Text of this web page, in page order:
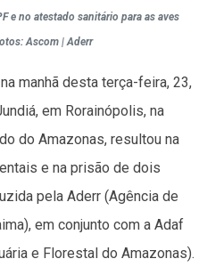
e no atestado sanitário para as aves
Ascom | Aderr
manhã desta terça-feira, 23,
em Rorainópolis, na
do Amazonas, resultou na
e na prisão de dois
pela Aderr (Agência de
em conjunto com a Adaf
e Florestal do Amazonas).